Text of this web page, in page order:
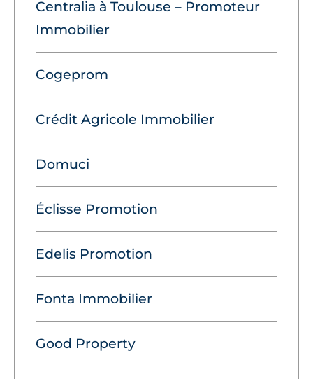
Centralia à Toulouse – Promoteur
Immobilier
Cogeprom
Crédit Agricole Immobilier
Domuci
Éclisse Promotion
Edelis Promotion
Fonta Immobilier
Good Property